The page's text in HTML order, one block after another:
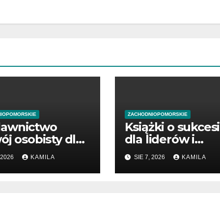
osobisty dla
KAMILA
ZACHODNIOPOMORSKIE
Książki o
dla liderów i
przedsiębiorców
SIE 7, 2026 KAMILA